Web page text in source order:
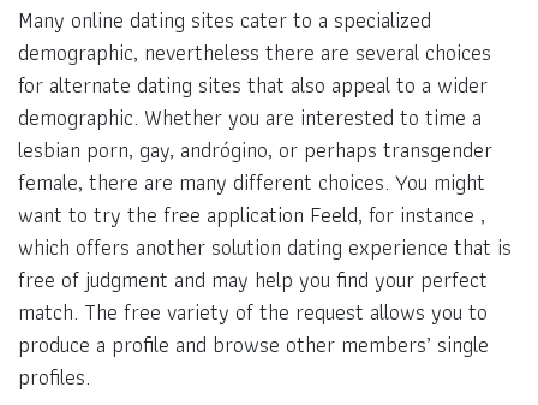
Many online dating sites cater to a specialized
demographic, nevertheless there are several choices
for alternate dating sites that also appeal to a wider
demographic. Whether you are interested to time a
lesbian porn, gay, andrógino, or perhaps transgender
female, there are many different choices. You might
want to try the free application Feeld, for instance ,
which offers another solution dating experience that is
free of judgment and may help you find your perfect
match. The free variety of the request allows you to
produce a profile and browse other members’ single
profiles.